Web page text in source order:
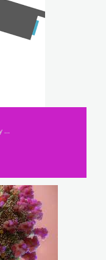
Secundaria, Miriam Jiménez, Natalia Sandu y María Vélez